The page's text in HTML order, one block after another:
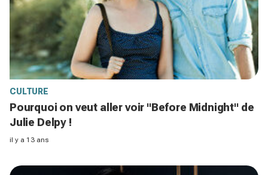
CULTURE
Pourquoi on veut aller voir "Before Midnight" de
Julie Delpy !
il y a 13 ans